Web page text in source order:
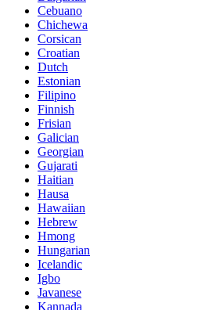
Cebuano
Chichewa
Corsican
Croatian
Dutch
Estonian
Filipino
Finnish
Frisian
Galician
Georgian
Gujarati
Haitian
Hausa
Hawaiian
Hebrew
Hmong
Hungarian
Icelandic
Igbo
Javanese
Kannada